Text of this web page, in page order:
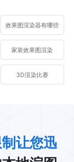
效果图渲染器有哪些
家装效果图渲染
3D渲染比赛
让您迅